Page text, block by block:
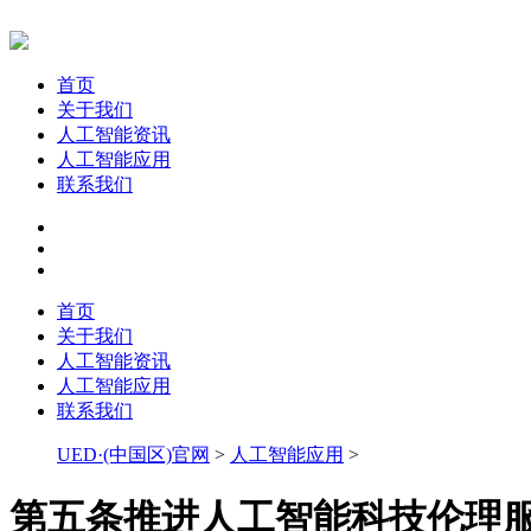
首页
关于我们
人工智能资讯
人工智能应用
联系我们
首页
关于我们
人工智能资讯
人工智能应用
联系我们
UED·(中国区)官网 > 人工智能应用 >
第五条推进人工智能科技伦理